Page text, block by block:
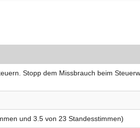
Stopp dem Missbrauch beim
und 3.5 von 23 Standesstimmen)